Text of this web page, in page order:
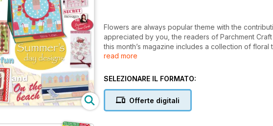
Flowers are always popular theme with the
appreciated by you, the readers of Parchment
this month’s magazine includes a collection of floral
provided along with gold ink and a white pencil to
corner twist on the finished parchment.
read more
SELEZIONARE IL FORMATO:
Offerte digitali